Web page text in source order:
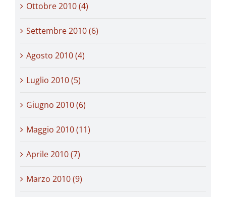
Ottobre 2010 (4)
Settembre 2010 (6)
Agosto 2010 (4)
Luglio 2010 (5)
Giugno 2010 (6)
Maggio 2010 (11)
Aprile 2010 (7)
Marzo 2010 (9)